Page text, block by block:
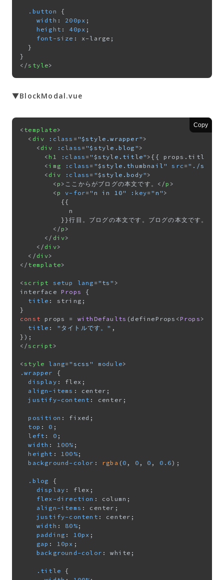
.button
{
width : 200px ;
height : 40px ;
font-size : x-large;
  }
</ style>
▼BlockModal.vue
Copy
< template>
< div :class = "$style.wrapper" >
< div :class = "$style.blog" >
< h1 :class = "$style.title" > {{ props.title }}
<img :class = "$style.thumbnail" src = "./site-
< div :class = "$style.body" >
< p > ここからがブログの本文です。 </ p >
< p v-for= "n in 10" :key= "n" >
          {{
            n
}}行目。ブログの本文です。ブログの本文です。ブロ
</ p >
</ div>
</ div>
</ div>
</ template>
< script setup lang = "ts" >
interface Props
{
title : string;
const props = withDefaults (defineProps< Props >(),
title : "タイトルです。" ,
</ script >
< style lang= "scss" module>
.wrapper
{
display : flex;
align-items : center;
justify-content : center;
position : fixed;
top : 0 ;
left : 0 ;
width : 100% ;
height : 100%;
background-color : rgba ( 0 , 0 , 0 , 0.6);
.blog {
display : flex;
flex-direction : column;
align-items : center;
justify-content : center;
width : 80%;
padding : 10px ;
gap : 10px ;
background-color : white;
.title {